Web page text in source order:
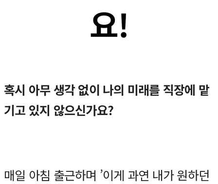
요!
혹시 아무 생각 없이 나의 미래를 직장에 맡
기고 있지 않으신가요?
매일 아침 출근하며 ’이게 과연 내가 원하던